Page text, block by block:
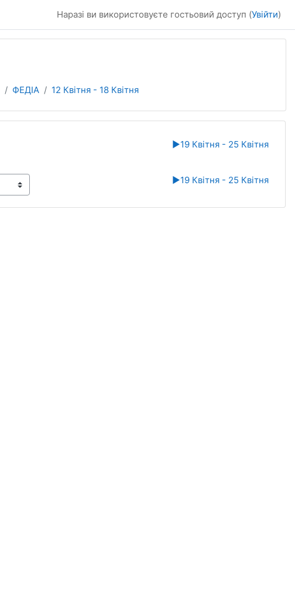
Наразі ви використовуєте гостьовий доступ (Увійти)
ФЕДІА 12 Квітня - 18 Квітня
▶︎19 Квітня - 25 Квітня
▶︎19 Квітня - 25 Квітня